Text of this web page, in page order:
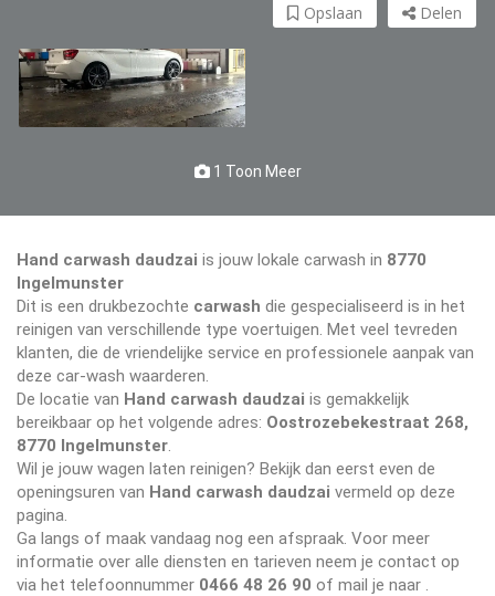
Delen
Opslaan
1 Toon Meer
Hand carwash daudzai is jouw lokale carwash in 8770
Ingelmunster
Dit is een drukbezochte carwash die gespecialiseerd is in het
reinigen van verschillende type voertuigen. Met veel tevreden
klanten, die de vriendelijke service en professionele aanpak van
deze car-wash waarderen.
De locatie van Hand carwash daudzai is gemakkelijk
bereikbaar op het volgende adres: Oostrozebekestraat 268,
8770 Ingelmunster
Wil je jouw wagen laten reinigen? Bekijk dan eerst even de
openingsuren van Hand carwash daudzai vermeld op deze
pagina.
Ga langs of maak vandaag nog een afspraak. Voor meer
informatie over alle diensten en tarieven neem je contact op
via het telefoonnummer 0466 48 26 90 of mail je naar